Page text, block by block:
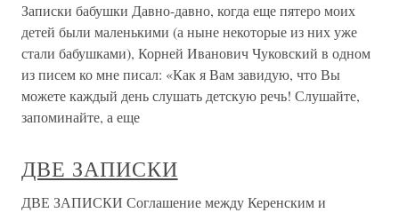
Записки бабушки Давно-давно, когда еще пятеро моих
детей были маленькими (а ныне некоторые из них уже
стали бабушками), Корней Иванович Чуковский в одном
из писем ко мне писал: «Как я Вам завидую, что Вы
можете каждый день слушать детскую речь! Слушайте,
запоминайте, а еще
ДВЕ ЗАПИСКИ
ДВЕ ЗАПИСКИ Соглашение между Керенским и